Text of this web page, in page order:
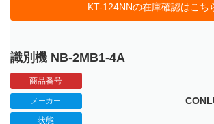
KT-124NNの在庫確認はこち
識別機 NB-2MB1-4A
商品番号
メーカー
状態